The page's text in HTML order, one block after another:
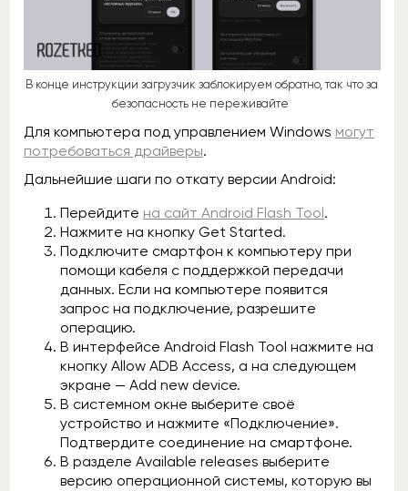
В конце инструкции загрузчик заблокируем обратно, так что за
безопасность не переживайте
Для компьютера под управлением Windows могут
потребоваться драйверы.
Дальнейшие шаги по откату версии Android:
Перейдите на сайт Android Flash Tool.
Нажмите на кнопку Get Started.
Подключите смартфон к компьютеру при
помощи кабеля с поддержкой передачи
данных. Если на компьютере появится
запрос на подключение, разрешите
операцию.
В интерфейсе Android Flash Tool нажмите на
кнопку Allow ADB Access, а на следующем
экране — Add new device.
В системном окне выберите своё
устройство и нажмите «Подключение».
Подтвердите соединение на смартфоне.
В разделе Available releases выберите
версию операционной системы, которую вы